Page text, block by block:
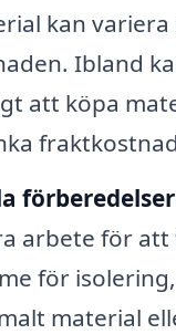
kan variera
Ibland
att köpa
arbete för
för
material